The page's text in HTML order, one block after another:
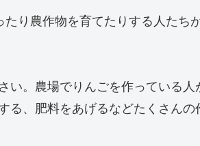
データを使用して生産活動や商品
報として活用します。また、投資
産者物価指数であり、生産者が